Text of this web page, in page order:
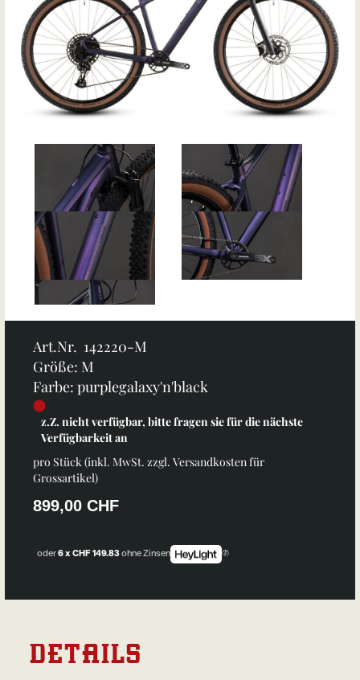
Art.Nr. 142220-M
Größe: M
Farbe: purplegalaxy'n'black
z.Z. nicht verfügbar, bitte fragen sie für die nächste
Verfügbarkeit an
pro Stück (inkl. MwSt. zzgl. Versandkosten für
Grossartikel)
899,00 CHF
oder6 x CHF 149.83ohne Zinsen
DETAILS